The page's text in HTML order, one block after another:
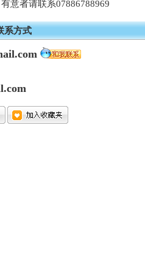
意者请联系07886788969
系方式